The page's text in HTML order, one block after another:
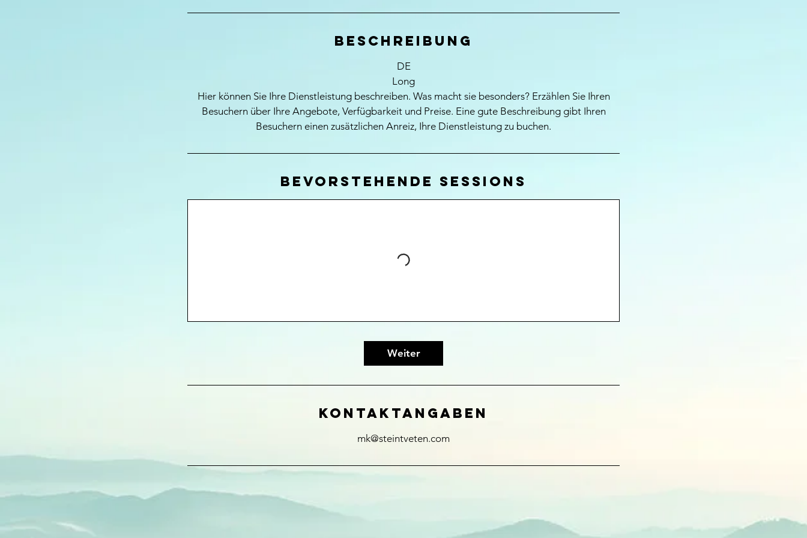
Beschreibung
DE
Long
Hier können Sie Ihre Dienstleistung beschreiben. Was macht sie besonders? Erzählen Sie Ihren
Besuchern über Ihre Angebote, Verfügbarkeit und Preise. Eine gute Beschreibung gibt Ihren
Besuchern einen zusätzlichen Anreiz, Ihre Dienstleistung zu buchen.
Bevorstehende Sessions
Weiter
Kontaktangaben
mk@steintveten.com